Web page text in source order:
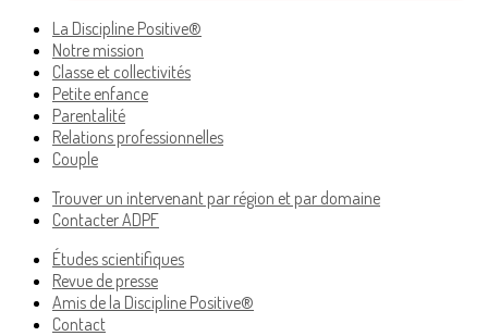
La Discipline Positive®
Notre mission
Classe et collectivités
Petite enfance
Parentalité
Relations professionnelles
Couple
Trouver un intervenant par région et par domaine
Contacter ADPF
Études scientifiques
Revue de presse
Amis de la Discipline Positive®
Contact